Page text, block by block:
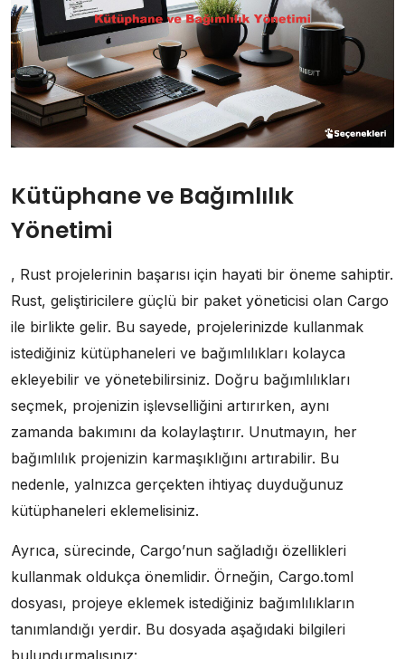
Kütüphane ve Bağımlılık
Yönetimi
, Rust projelerinin başarısı için hayati bir öneme sahiptir.
Rust, geliştiricilere güçlü bir paket yöneticisi olan Cargo
ile birlikte gelir. Bu sayede, projelerinizde kullanmak
istediğiniz kütüphaneleri ve bağımlılıkları kolayca
ekleyebilir ve yönetebilirsiniz. Doğru bağımlılıkları
seçmek, projenizin işlevselliğini artırırken, aynı
zamanda bakımını da kolaylaştırır. Unutmayın, her
bağımlılık projenizin karmaşıklığını artırabilir. Bu
nedenle, yalnızca gerçekten ihtiyaç duyduğunuz
kütüphaneleri eklemelisiniz.
Ayrıca, sürecinde, Cargo’nun sağladığı özellikleri
kullanmak oldukça önemlidir. Örneğin, Cargo.toml
dosyası, projeye eklemek istediğiniz bağımlılıkların
tanımlandığı yerdir. Bu dosyada aşağıdaki bilgileri